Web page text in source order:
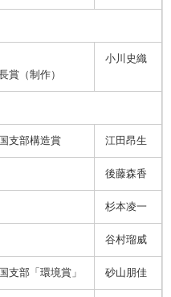
賞（制作）
小川史織
支部構造賞 江田昂生
後藤森香
杉本凌一
谷村瑠威
支部「環境賞」 砂山朋佳